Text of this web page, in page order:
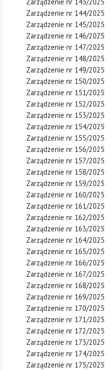
Zarządzenie nr 144/2025
Zarządzenie nr 145/2025
Zarządzenie nr 146/2025
Zarządzenie nr 147/2025
Zarządzenie nr 148/2025
Zarządzenie nr 149/2025
Zarządzenie nr 150/2025
Zarządzenie nr 151/2025
Zarządzenie nr 152/2025
Zarządzenie nr 153/2025
Zarządzenie nr 154/2025
Zarządzenie nr 155/2025
Zarządzenie nr 156/2025
Zarządzenie nr 157/2025
Zarządzenie nr 158/2025
Zarządzenie nr 159/2025
Zarządzenie nr 160/2025
Zarządzenie nr 161/2025
Zarządzenie nr 162/2025
Zarządzenie nr 163/2025
Zarządzenie nr 164/2025
Zarządzenie nr 165/2025
Zarządzenie nr 166/2025
Zarządzenie nr 167/2025
Zarządzenie nr 168/2025
Zarządzenie nr 169/2025
Zarządzenie nr 170/2025
Zarządzenie nr 171/2025
Zarządzenie nr 172/2025
Zarządzenie nr 173/2025
Zarządzenie nr 174/2025
Zarządzenie nr 175/2025